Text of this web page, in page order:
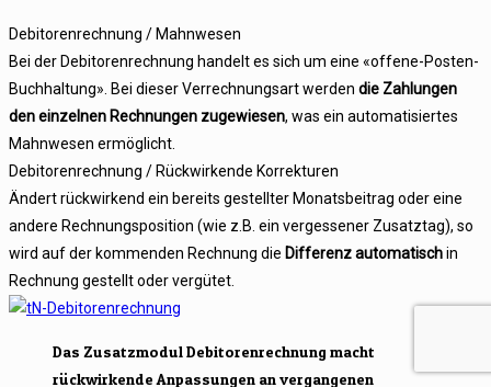
Debitorenrechnung / Mahnwesen
Bei der Debitorenrechnung handelt es sich um eine «offene-Posten-
Buchhaltung». Bei dieser Verrechnungsart werden die Zahlungen
den einzelnen Rechnungen zugewiesen, was ein automatisiertes
Mahnwesen ermöglicht.
Debitorenrechnung / Rückwirkende Korrekturen
Ändert rückwirkend ein bereits gestellter Monatsbeitrag oder eine
andere Rechnungsposition (wie z.B. ein vergessener Zusatztag), so
wird auf der kommenden Rechnung die Differenz automatischin
Rechnung gestellt oder vergütet.
Das Zusatzmodul Debitorenrechnung macht
rückwirkende Anpassungen an vergangenen